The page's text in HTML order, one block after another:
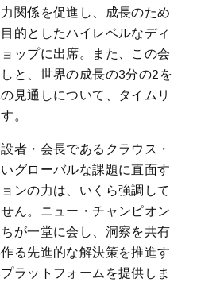
関係を促進し、成長のため
的としたハイレベルなディ
ップに出席。また、この会
と、世界の成長の3分の2を
見通しについて、タイムリ
。
者・会長であるクラウス・
グローバルな課題に直面す
ンの力は、いくら強調して
ん。ニュー・チャンピオン
が一堂に会し、洞察を共有
る先進的な解決策を推進す
ラットフォームを提供しま